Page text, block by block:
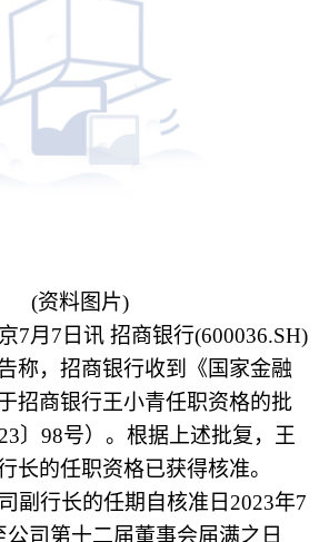
(资料图片)
7月7日讯 招商银行(600036.SH)
称，招商银行收到《国家金融
招商银行王小青任职资格的批
〕98号）。根据上述批复，王
长的任职资格已获得核准。
副行长的任期自核准日2023年7
公司第十二届董事会届满之日